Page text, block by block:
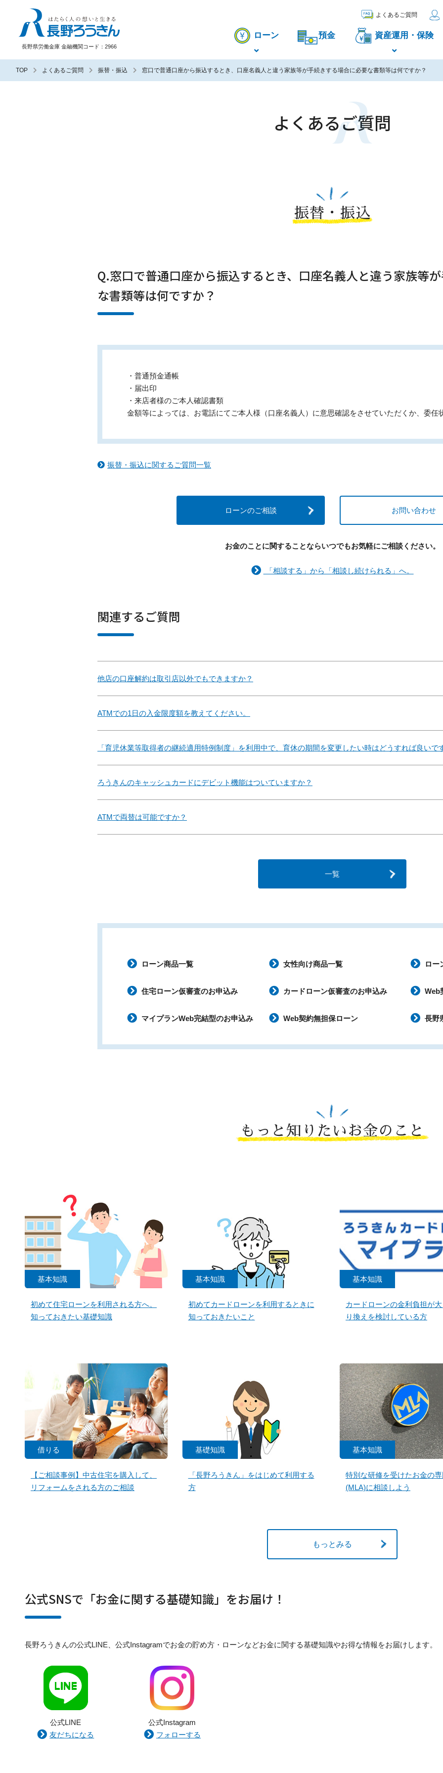
長野県労働金庫 金融機関コード：2966
ローン 預金 資産運用・保険
よくあるご質問
TOP よくあるご質問 振替・振込 窓口で普通口座から振込するとき、口座名義人と違う家族等が手続きする場合に必要な書類等は何ですか？
よくあるご質問
振替・振込
Q.窓口で普通口座から振込するとき、口座名義人と違う家族等
な書類等は何ですか？
・普通預金通帳
・届出印
・来店者様のご本人確認書類
金額等によっては、お電話にてご本人様（口座名義人）に意思確認をさせていただくか、委任
振替・振込に関するご質問一覧
ローンのご相談 お問い合わせ
お金のことに関することならいつでもお気軽にご相談ください。
「相談する」から「相談し続けられる」へ。
関連するご質問
他店の口座解約は取引店以外でもできますか？
ATMでの1日の入金限度額を教えてください。
「育児休業等取得者の継続適用特例制度」を利用中で、育休の期間を変更したい時はどうすれば良いで
ろうきんのキャッシュカードにデビット機能はついていますか？
ATMで両替は可能ですか？
一覧
ローン商品一覧 女性向け商品一覧 ロー
住宅ローン仮審査のお申込み カードローン仮審査のお申込み Web
マイプランWeb完結型のお申込み Web契約無担保ローン 長野
もっと知りたいお金のこと
基本知識
初めて住宅ローンを利用される方へ。
知っておきたい基礎知識
基本知識
初めてカードローンを利用するときに
知っておきたいこと
基本知識
カードローンの金利負担が
り換えを検討している方
借りる
【ご相談事例】中古住宅を購入して、
リフォームをされる方のご相談
基礎知識
「長野ろうきん」をはじめて利用する
方
基本知識
特別な研修を受けたお金の
(MLA)に相談しよう
もっとみる
公式SNSで「お金に関する基礎知識」をお届け！
長野ろうきんの公式LINE、公式Instagramでお金の貯め方・ローンなどお金に関する基礎知識やお得な情報をお届けします。
公式LINE
友だちになる
公式Instagram
フォローする